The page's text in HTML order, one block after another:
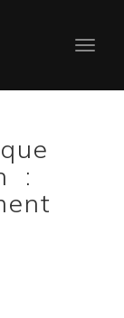
: